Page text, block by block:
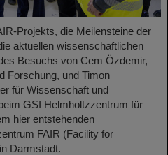
Projekts, die Meilensteine der
aktuellen wissenschaftlichen
Besuchs von Cem Özdemir,
Forschung, und Timon
für Wissenschaft und
GSI Helmholtzzentrum für
hier entstehenden
FAIR (Facility for
Darmstadt.